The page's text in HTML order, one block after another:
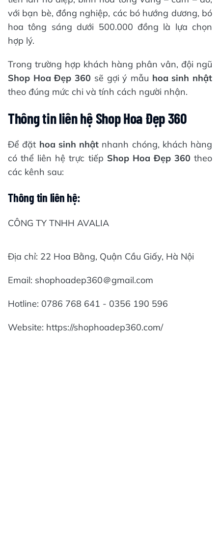
với bạn bè, đồng nghiệp, các bó hướng dương, bó
hoa tông sáng dưới 500.000 đồng là lựa chọn
hợp lý.
Trong trường hợp khách hàng phân vân, đội ngũ
Shop Hoa Đẹp 360 sẽ gợi ý mẫu hoa sinh nhật
theo đúng mức chi và tính cách người nhận.
Thông tin liên hệ Shop Hoa Đẹp 360
Để đặt hoa sinh nhật nhanh chóng, khách hàng
có thể liên hệ trực tiếp Shop Hoa Đẹp 360 theo
các kênh sau:
Thông tin liên hệ:
CÔNG TY TNHH AVALIA
Địa chỉ: 22 Hoa Bằng, Quận Cầu Giấy, Hà Nội
Email: shophoadep360＠gmail.com
Hotline: 0786 768 641 - 0356 190 596
Website: https://shophoadep360.com/